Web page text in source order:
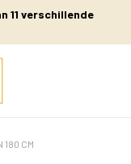
11 verschillende
180 CM